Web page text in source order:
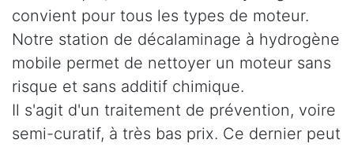
convient pour tous les types de moteur.
Notre station de décalaminage à hydrogène
mobile permet de nettoyer un moteur sans
risque et sans additif chimique.
Il s'agit d'un traitement de prévention, voire
semi-curatif, à très bas prix. Ce dernier peut